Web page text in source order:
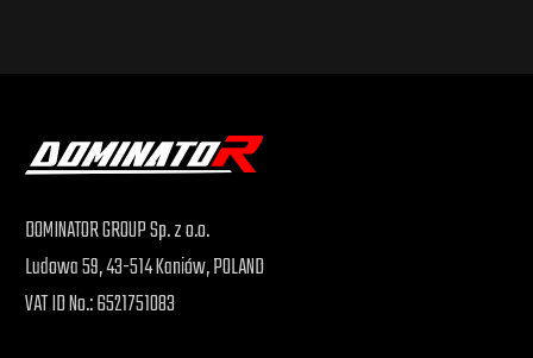
DOMINATOR GROUP Sp. z o.o.
Ludowa 59, 43-514 Kaniów, POLAND
VAT ID No.: 6521751083